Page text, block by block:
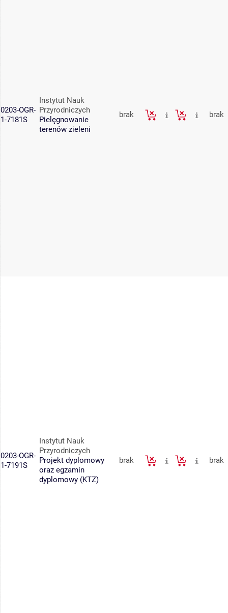
0203-OGR-
1-7181S
Instytut Nauk
Przyrodniczych
Pielęgnowanie
terenów zieleni
brak brak
0203-OGR-
1-7191S
Instytut Nauk
Przyrodniczych
Projekt dyplomowy
oraz egzamin
dyplomowy (KTZ)
brak brak